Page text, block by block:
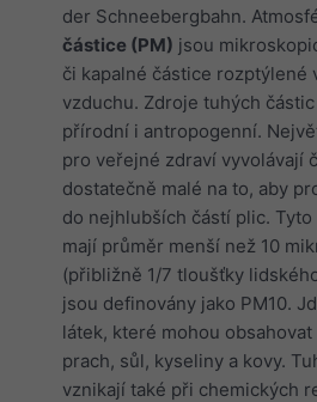
der Schneebergbahn.
částice (PM) jsou
či kapalné částice rozptýlené
vzduchu. Zdroje tuhých
přírodní i antropogenní.
pro veřejné zdraví vyvolávají
dostatečně malé na to, aby
do nejhlubších částí plic. Tyto
mají průměr menší než 10
(přibližně 1/7 tloušťky
jsou definovány jako PM10.
látek, které mohou obsahovat
prach, sůl, kyseliny a kovy.
vznikají také při chemických